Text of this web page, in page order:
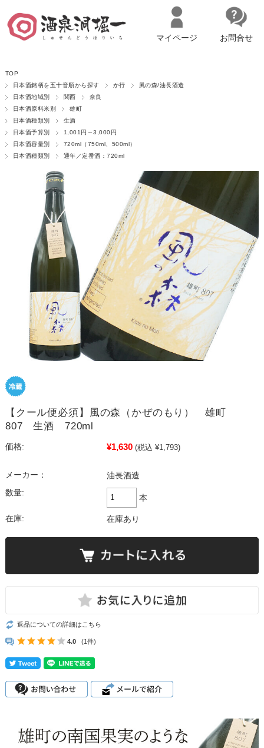
マイページへログイン
マイページ お問合せ
TOP
日本酒銘柄を五十音順から探す
か行
風の森/油長酒造
日本酒地域別
関西
奈良
日本酒原料米別
雄町
日本酒種類別
生酒
日本酒予算別
1,001円～3,000円
日本酒容量別
720ml（750ml、500ml）
日本酒種類別
通年／定番酒：720ml
【クール便必須】風の森（かぜのもり） 雄町
807 生酒 720ml
価格: ¥1,630 (税込 ¥1,793)
メーカー：
油長酒造
数量:
本
在庫: 在庫あり
返品についての詳細はこちら
4.0 (1件)